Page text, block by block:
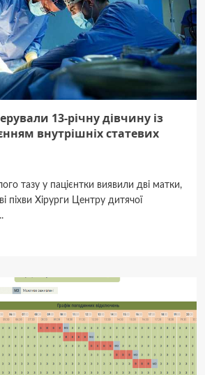
13-річну дівчину із
внутрішніх статевих
тазу у пацієнтки виявили дві матки,
піхви Хірурги Центру дитячої